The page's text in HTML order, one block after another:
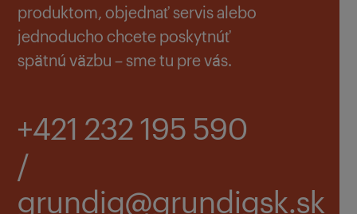
produktom, objednať servis alebo
jednoducho chcete poskytnúť
spätnú väzbu – sme tu pre vás.
+421 232 195 590
/
grundig@grundigsk.sk